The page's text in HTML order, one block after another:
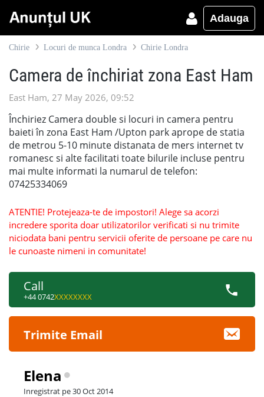
Adauga
Chirie Locuri de munca Londra Chirie Londra
Camera de închiriat zona East Ham
East Ham, 27 May 2026, 09:52
Închiriez Camera double si locuri in camera pentru
baieti în zona East Ham /Upton park aprope de statia
de metrou 5-10 minute distanata de mers internet tv
romanesc si alte facilitati toate bilurile incluse pentru
mai multe informati la numarul de telefon:
07425334069
ATENTIE! Protejeaza-te de impostori! Alege sa acorzi
incredere sporita doar utilizatorilor verificati si nu trimite
niciodata bani pentru servicii oferite de persoane pe care nu
le cunoaste nimeni in comunitate!
Call
+44 0742XXXXXXXX
Trimite Email
Elena
Inregistrat pe 30 Oct 2014